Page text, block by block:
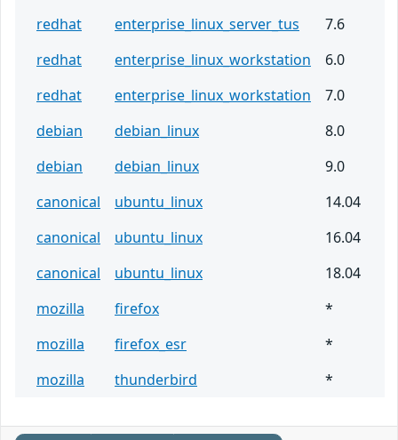
redhat
enterprise_linux_server_tus
7.6
redhat
enterprise_linux_workstation
6.0
redhat
enterprise_linux_workstation
7.0
debian
debian_linux
8.0
debian
debian_linux
9.0
canonical
ubuntu_linux
14.04
canonical
ubuntu_linux
16.04
canonical
ubuntu_linux
18.04
mozilla
firefox
*
mozilla
firefox_esr
*
mozilla
thunderbird *